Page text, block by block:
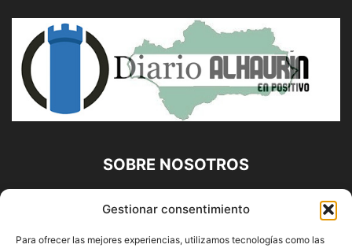
Gestionar consentimiento
Para ofrecer las mejores experiencias, utilizamos tecnologías como las
SOBRE NOSOTROS
Diario Alhaurín (www.alhaurindelatorre.com) Propiedad de
Francisco E. López López | 639 95 71 95 | Noticias de
Alhaurín de la Torre, Málaga y Provincia|